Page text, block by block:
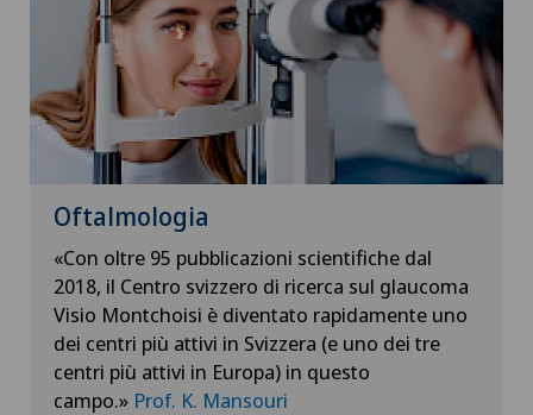
Oftalmologia
«Con oltre 95 pubblicazioni scientifiche dal
2018, il Centro svizzero di ricerca sul glaucoma
Visio Montchoisi è diventato rapidamente uno
dei centri più attivi in Svizzera (e uno dei tre
centri più attivi in Europa) in questo
campo.» Prof. K. Mansouri